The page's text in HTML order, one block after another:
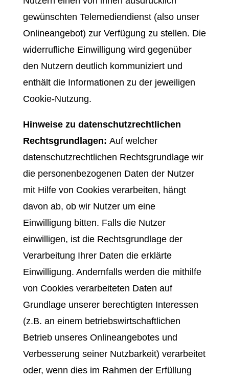
gewünschten Telemediendienst (also unser
Onlineangebot) zur Verfügung zu stellen. Die
widerrufliche Einwilligung wird gegenüber
den Nutzern deutlich kommuniziert und
enthält die Informationen zu der jeweiligen
Cookie-Nutzung.
Hinweise zu datenschutzrechtlichen
Rechtsgrundlagen: Auf welcher
datenschutzrechtlichen Rechtsgrundlage wir
die personenbezogenen Daten der Nutzer
mit Hilfe von Cookies verarbeiten, hängt
davon ab, ob wir Nutzer um eine
Einwilligung bitten. Falls die Nutzer
einwilligen, ist die Rechtsgrundlage der
Verarbeitung Ihrer Daten die erklärte
Einwilligung. Andernfalls werden die mithilfe
von Cookies verarbeiteten Daten auf
Grundlage unserer berechtigten Interessen
(z.B. an einem betriebswirtschaftlichen
Betrieb unseres Onlineangebotes und
Verbesserung seiner Nutzbarkeit) verarbeitet
oder, wenn dies im Rahmen der Erfüllung